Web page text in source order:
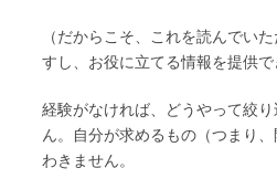
（だからこそ、これを読んでい
すし、お役に立てる情報を提供で
経験がなければ、どうやって絞
ん。自分が求めるもの（つまり
わきません。